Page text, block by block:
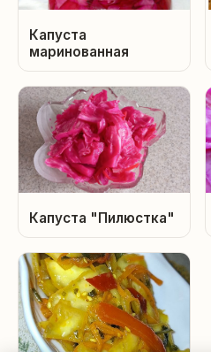
Капуста
маринованная
Капуста "Пилюстка"